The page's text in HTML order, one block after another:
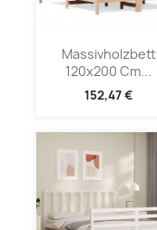
Massivholzbett
120x200 Cm...
152,47 €